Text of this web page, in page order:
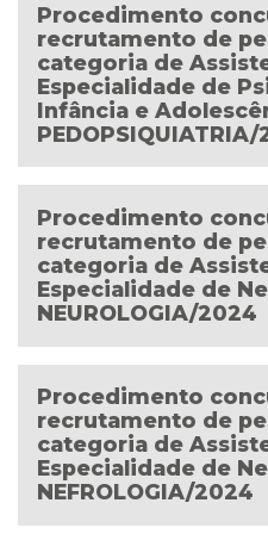
Procedimento
recrutamento de
categoria de
Especialidade de
Infância e
Procedimento
recrutamento de
categoria de
Especialidade de
NEUROLOGIA/2024
Procedimento
recrutamento de
categoria de
Especialidade de
NEFROLOGIA/2024